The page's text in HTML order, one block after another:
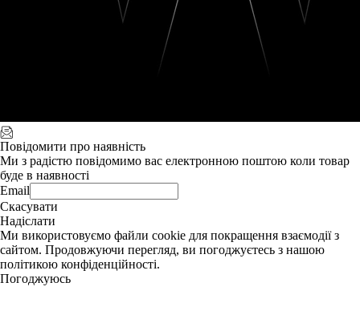
Повідомити про наявність
Ми з радістю повідомимо вас електронною поштою коли товар
буде в наявності
Email
Скасувати
Надіслати
Ми використовуємо файли cookie для покращення взаємодії з
сайтом. Продовжуючи перегляд, ви погоджуєтесь з нашою
політикою конфіденційності.
Погоджуюсь